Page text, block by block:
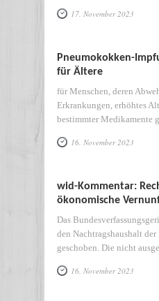
17. November 2023
Pneumokokken-
für Ältere
für Menschen, deren
Erkrankungen, erhöhtes
bestimmter Medikamente
16. November 2023
wid-Kommentar:
ökonomische
Das
den Nachtragshaushalt
geschoben. Die nicht
16. November 2023